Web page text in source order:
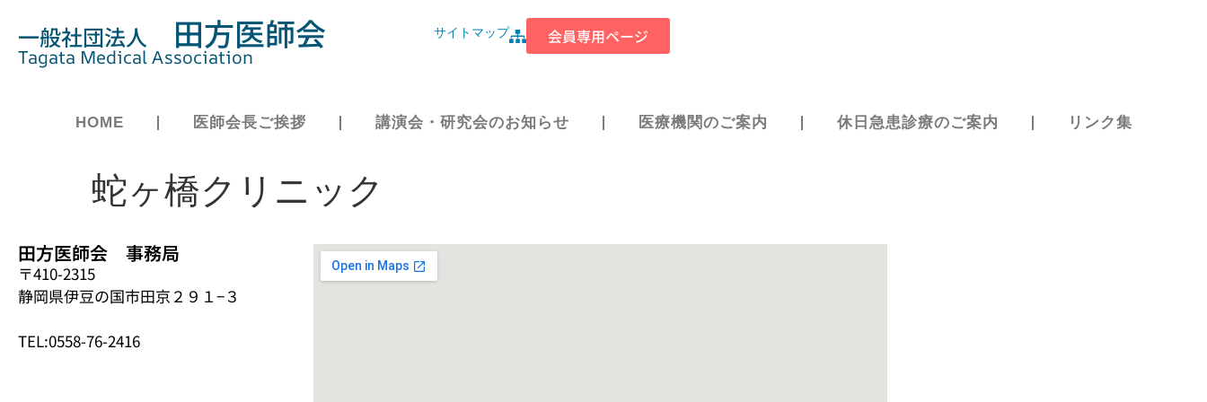
一般社団法人 田方医師会
Tagata Medical Association
サイトマップ 会員専用ページ
HOME 医師会長ご挨拶 講演会・研究会のお知らせ 医療機関のご案内 休日急患診療のご案内 リンク集
蛇ヶ橋クリニック
田方医師会 事務局
〒410-2315
静岡県伊豆の国市田京２９１−３
TEL:0558-76-2416